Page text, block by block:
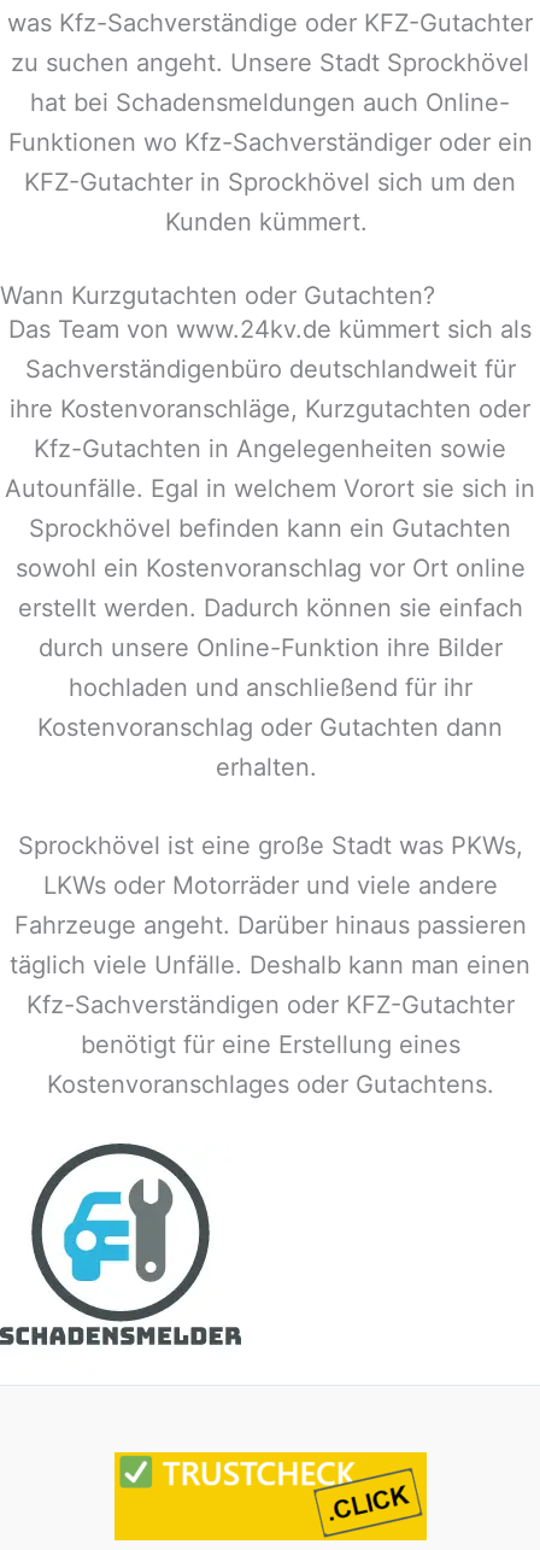
was Kfz-Sachverständige oder KFZ-Gutachter
zu suchen angeht. Unsere Stadt Sprockhövel
hat bei Schadensmeldungen auch Online-
Funktionen wo Kfz-Sachverständiger oder ein
KFZ-Gutachter in Sprockhövel sich um den
Kunden kümmert.
Wann Kurzgutachten oder Gutachten?
Das Team von www.24kv.de kümmert sich als
Sachverständigenbüro deutschlandweit für
ihre Kostenvoranschläge, Kurzgutachten oder
Kfz-Gutachten in Angelegenheiten sowie
Autounfälle. Egal in welchem Vorort sie sich in
Sprockhövel befinden kann ein Gutachten
sowohl ein Kostenvoranschlag vor Ort online
erstellt werden. Dadurch können sie einfach
durch unsere Online-Funktion ihre Bilder
hochladen und anschließend für ihr
Kostenvoranschlag oder Gutachten dann
erhalten.
Sprockhövel ist eine große Stadt was PKWs,
LKWs oder Motorräder und viele andere
Fahrzeuge angeht. Darüber hinaus passieren
täglich viele Unfälle. Deshalb kann man einen
Kfz-Sachverständigen oder KFZ-Gutachter
benötigt für eine Erstellung eines
Kostenvoranschlages oder Gutachtens.